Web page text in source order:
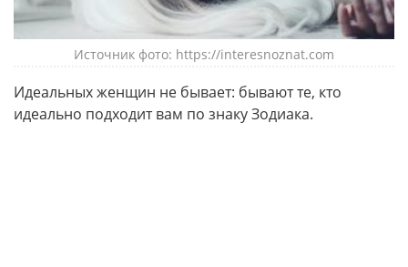
Источник фото: https://interesnoznat.com
Идеальных женщин не бывает: бывают те, кто
идеально подходит вам по знаку Зодиака.